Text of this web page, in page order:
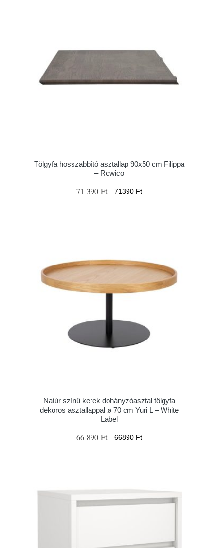
Tölgyfa hosszabbító asztallap 90x50 cm Filippa
– Rowico
71 390 Ft 71390 Ft
Natúr színű kerek dohányzóasztal tölgyfa
dekoros asztallappal ø 70 cm Yuri L – White
Label
66 890 Ft 66890 Ft